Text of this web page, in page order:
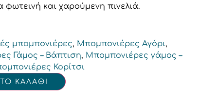
φωτεινή και χαρούμενη πινελιά.
μπομπονιέρες, Μπομπονιέρες Αγόρι,
Γάμος – Βάπτιση, Μπομπονιέρες γάμος –
Κορίτσι
ΚΑΛΑΘΙ